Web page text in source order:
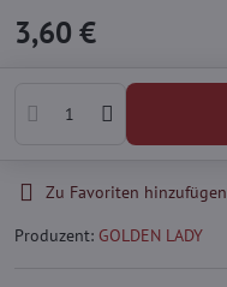
3,60 €
Zu Favoriten hinzufügen
Produzent: GOLDEN LADY